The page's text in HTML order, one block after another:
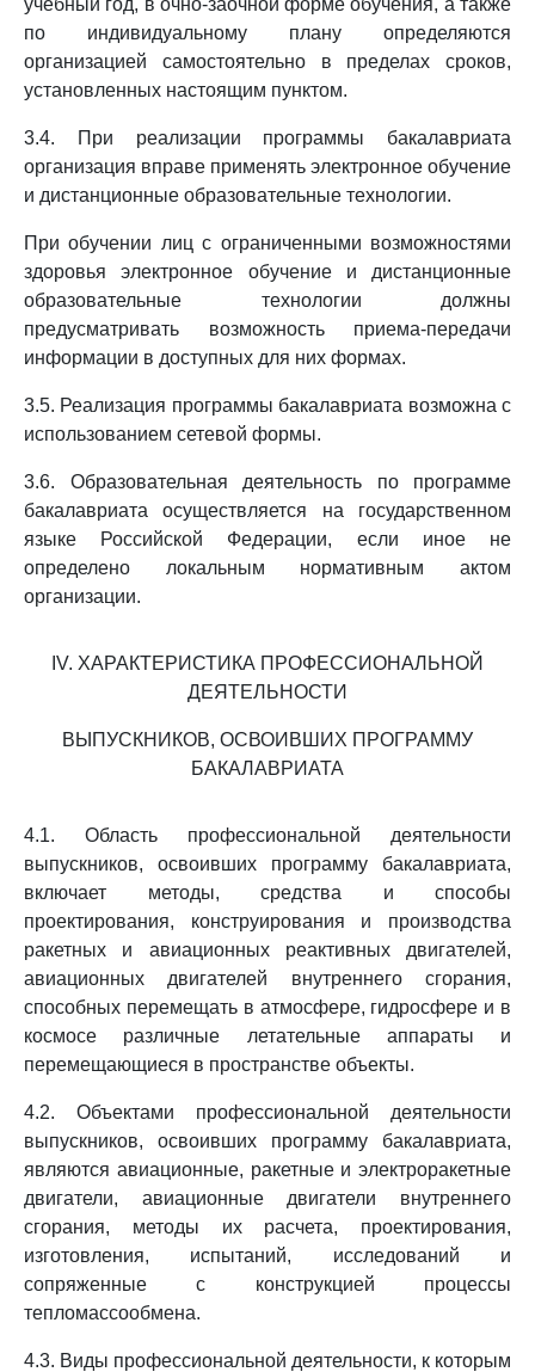
учебный год, в очно-заочной форме обучения, а также
по индивидуальному плану определяются
организацией самостоятельно в пределах сроков,
установленных настоящим пунктом.
3.4. При реализации программы бакалавриата
организация вправе применять электронное обучение
и дистанционные образовательные технологии.
При обучении лиц с ограниченными возможностями
здоровья электронное обучение и дистанционные
образовательные технологии должны
предусматривать возможность приема-передачи
информации в доступных для них формах.
3.5. Реализация программы бакалавриата возможна с
использованием сетевой формы.
3.6. Образовательная деятельность по программе
бакалавриата осуществляется на государственном
языке Российской Федерации, если иное не
определено локальным нормативным актом
организации.
IV. ХАРАКТЕРИСТИКА ПРОФЕССИОНАЛЬНОЙ
ДЕЯТЕЛЬНОСТИ
ВЫПУСКНИКОВ, ОСВОИВШИХ ПРОГРАММУ
БАКАЛАВРИАТА
4.1. Область профессиональной деятельности
выпускников, освоивших программу бакалавриата,
включает методы, средства и способы
проектирования, конструирования и производства
ракетных и авиационных реактивных двигателей,
авиационных двигателей внутреннего сгорания,
способных перемещать в атмосфере, гидросфере и в
космосе различные летательные аппараты и
перемещающиеся в пространстве объекты.
4.2. Объектами профессиональной деятельности
выпускников, освоивших программу бакалавриата,
являются авиационные, ракетные и электроракетные
двигатели, авиационные двигатели внутреннего
сгорания, методы их расчета, проектирования,
изготовления, испытаний, исследований и
сопряженные с конструкцией процессы
тепломассообмена.
4.3. Виды профессиональной деятельности, к которым